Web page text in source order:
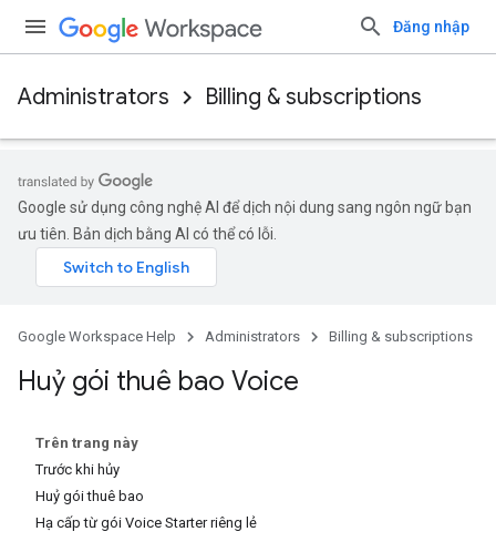
Đăng nhập
Administrators Billing & subscriptions
Google sử dụng công nghệ AI để dịch nội dung sang ngôn ngữ bạn
ưu tiên. Bản dịch bằng AI có thể có lỗi.
Google Workspace Help Administrators Billing & subscriptions
Huỷ gói thuê bao Voice
Trên trang này
Trước khi hủy
Huỷ gói thuê bao
Hạ cấp từ gói Voice Starter riêng lẻ